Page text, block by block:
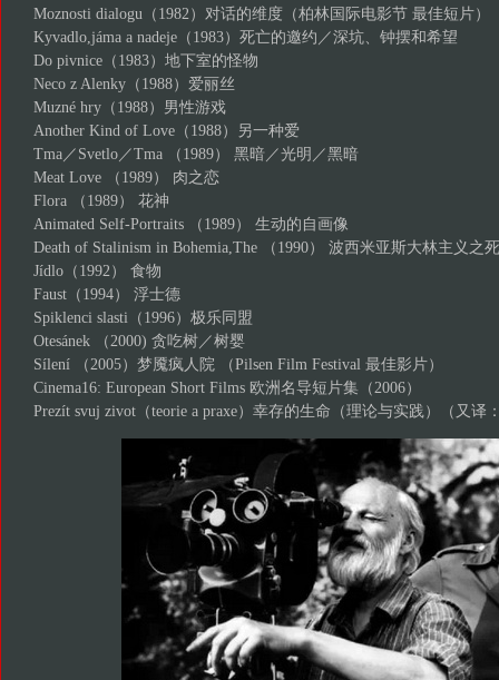
Moznosti dialogu（1982）对话的维度（柏林国际电影节 最佳短片）
Kyvadlo,jáma a nadeje（1983）死亡的邀约／深坑、钟摆和希望
Do pivnice（1983）地下室的怪物
Neco z Alenky（1988）爱丽丝
Muzné hry（1988）男性游戏
Another Kind of Love（1988）另一种爱
Tma／Svetlo／Tma （1989） 黑暗／光明／黑暗
Meat Love （1989） 肉之恋
Flora （1989） 花神
Animated Self-Portraits （1989） 生动的自画像
Death of Stalinism in Bohemia,The （1990） 波西米亚斯大林主义之死
Jídlo（1992） 食物
Faust（1994） 浮士德
Spiklenci slasti（1996）极乐同盟
Otesánek （2000) 贪吃树／树婴
Sílení （2005）梦魇疯人院 （Pilsen Film Festival 最佳影片）
Cinema16: European Short Films 欧洲名导短片集（2006）
Prezít svuj zivot（teorie a praxe）幸存的生命（理论与实践）（又译